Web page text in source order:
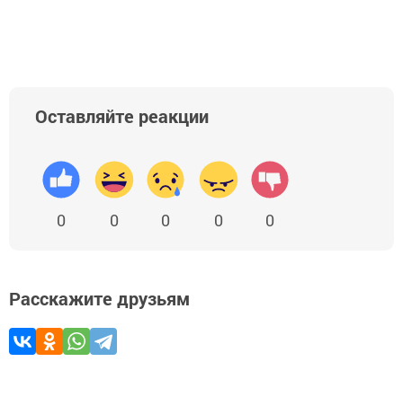
Оставляйте реакции
0 0 0 0 0
Расскажите друзьям